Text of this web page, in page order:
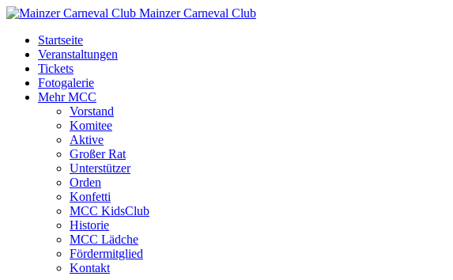
Mainzer Carneval Club
Startseite
Veranstaltungen
Tickets
Fotogalerie
Mehr MCC
Vorstand
Komitee
Aktive
Großer Rat
Unterstützer
Orden
Konfetti
MCC KidsClub
Historie
MCC Lädche
Fördermitglied
Kontakt